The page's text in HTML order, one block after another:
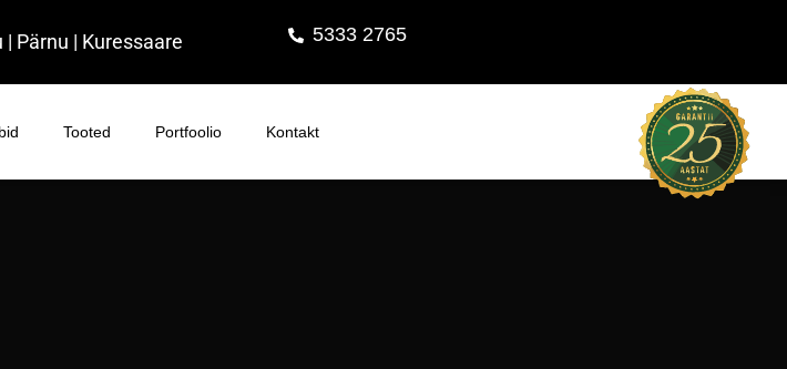
| Pärnu | Kuressaare 5333 2765
Tooted Portfoolio Kontakt